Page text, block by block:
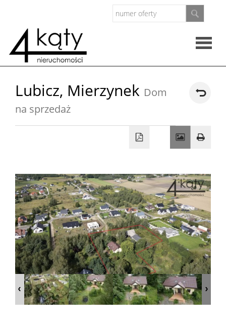
O
firmie
Lubicz, Mierzynek Dom
na sprzedaż